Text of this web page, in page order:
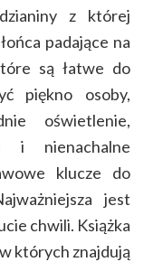
z której
padające na
są łatwe do
piękno osoby,
oświetlenie,
i nienachalne
klucze do
jest
chwili. Książka
których znajdują